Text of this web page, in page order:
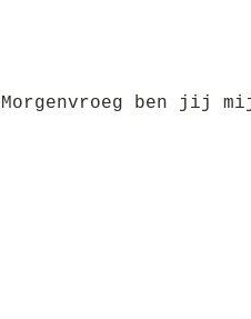
Morgenvroeg ben jij